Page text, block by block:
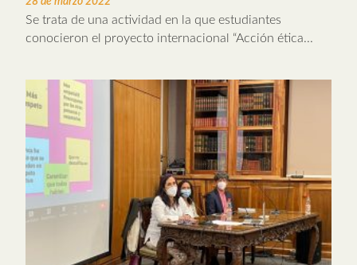
Se trata de una actividad en la que estudiantes
conocieron el proyecto internacional “Acción ética...